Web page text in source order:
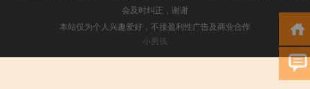
会及时纠正，谢谢
本站仅为个人兴趣爱好，不接盈利性广告及商业合作
小男孩